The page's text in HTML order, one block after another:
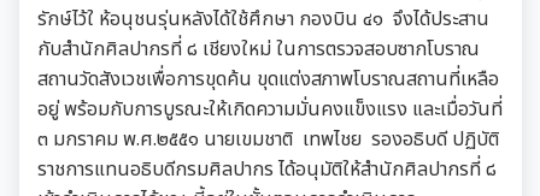
รักษ์ไว้ใ ห้อนุชนรุ่นหลังได้ใช้ศึกษา กองบิน ๔๑ จึงได้ประสาน
กับสำนักศิลปากรที่ ๘ เชียงใหม่ ในการตรวจสอบซากโบราณ
สถานวัดสังเวชเพื่อการขุดค้น ขุดแต่งสภาพโบราณสถานที่เหลือ
อยู่ พร้อมกับการบูรณะให้เกิดความมั่นคงแข็งแรง และเมื่อวันที่
๓ มกราคม พ.ศ.๒๕๕๑ นายเขมชาติ เทพไชย รองอธิบดี ปฏิบัติ
ราชการแทนอธิบดีกรมศิลปากร ได้อนุมัติให้สำนักศิลปากรที่ ๘